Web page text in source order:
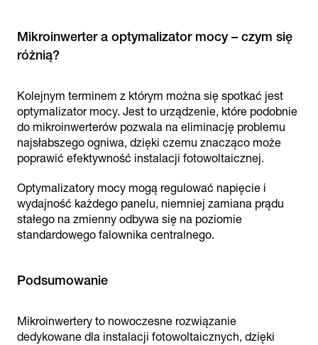
Mikroinwerter a optymalizator mocy – czym się
różnią?
Kolejnym terminem z którym można się spotkać jest
optymalizator mocy. Jest to urządzenie, które podobnie
do mikroinwerterów pozwala na eliminację problemu
najsłabszego ogniwa, dzięki czemu znacząco może
poprawić efektywność instalacji fotowoltaicznej.
Optymalizatory mocy mogą regulować napięcie i
wydajność każdego panelu, niemniej zamiana prądu
stałego na zmienny odbywa się na poziomie
standardowego falownika centralnego.
Podsumowanie
Mikroinwertery to nowoczesne rozwiązanie
dedykowane dla instalacji fotowoltaicznych, dzięki